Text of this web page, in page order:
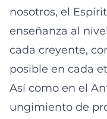
nosotros, el
enseñanza al
cada creyente,
posible en cada
Así como en el
ungimiento de